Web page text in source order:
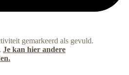
gemarkeerd als gevuld.
Je kan hier andere